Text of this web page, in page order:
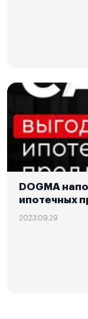
DOGMA
ипотечных
2023.09.29